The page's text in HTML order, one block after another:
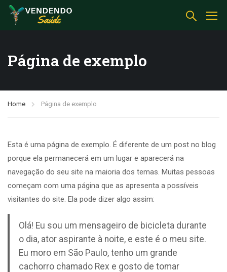
Página de exemplo
Home Página de exemplo
Esta é uma página de exemplo. É diferente de um post no blog
porque ela permanecerá em um lugar e aparecerá na
navegação do seu site na maioria dos temas. Muitas pessoas
começam com uma página que as apresenta a possíveis
visitantes do site. Ela pode dizer algo assim:
Olá! Eu sou um mensageiro de bicicleta durante
o dia, ator aspirante à noite, e este é o meu site.
Eu moro em São Paulo, tenho um grande
cachorro chamado Rex e gosto de tomar